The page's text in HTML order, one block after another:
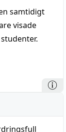
samtidigt
visade